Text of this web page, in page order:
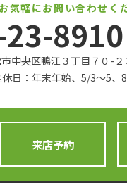
気軽にお問い合わせく
8910
中央区鴨江３丁目７０-２
休日：年末年始、5/3〜5、
来店予約